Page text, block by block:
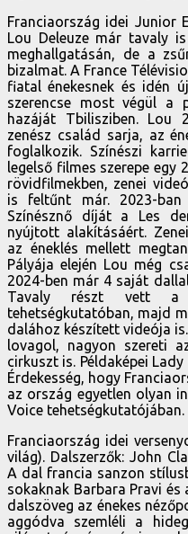
Franciaország idei Junior
Lou Deleuze már tavaly
meghallgatásán, de a
bizalmat. A France
fiatal énekesnek és idén
szerencse most végül a
hazáját Tbilisziben. Lou
zenész család sarja, az
foglalkozik. Színészi
legelső filmes szerepe egy
rövidfilmekben, zenei
is feltűnt már. 2023-ban
Színésznő díját a Les
nyújtott alakításáért.
az éneklés mellett
Pályája elején Lou még
2024-ben már 4 saját
Tavaly részt vett a
tehetségkutatóban, majd
dalához készített videója
lovagol, nagyon szereti
cirkuszt is. Példaképei
Érdekesség, hogy
az ország egyetlen olyan
Voice tehetségkutatójában.
Franciaország idei
világ). Dalszerzők: John
A dal francia sanzon
sokaknak Barbara Pravi és
dalszöveg az énekes
aggódva szemléli a